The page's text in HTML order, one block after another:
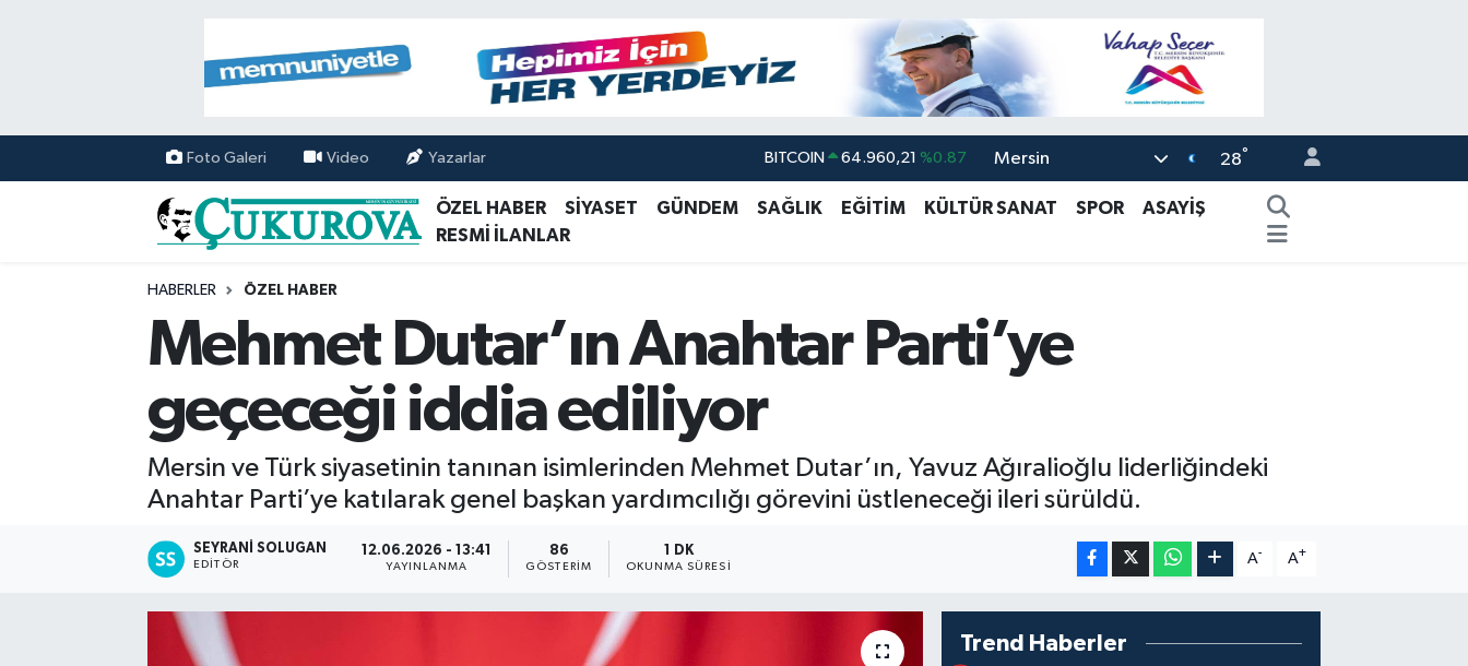
Foto Galeri Video Yazarlar
EURO 55,2510 %0.32
13.773 %-19
Mersin 28°
ÖZEL HABER SİYASET GÜNDEM SAĞLIK EĞİTİM KÜLTÜR SANAT SPOR
ASAYİŞ
RESMİ İLANLAR
HABERLER ÖZEL HABER
Mehmet Dutar’ın Anahtar Parti’ye
geçeceği iddia ediliyor
Mersin ve Türk siyasetinin tanınan isimlerinden Mehmet Dutar’ın, Yavuz Ağıralioğlu liderliğindeki
Anahtar Parti’ye katılarak genel başkan yardımcılığı görevini üstleneceği ileri sürüldü.
SEYRANI SOLUGAN
EDITÖR
12.06.2026 - 13:41
YAYINLANMA
86
GÖSTERIM
1 DK
OKUNMA SÜRESI
A- A+
Trend Haberler
Mersin Nöbetçi Eczaneler
Mersin Hava Durumu
Mersin Namaz Vakitleri
Mersin Trafik Yoğunluk Haritası
Tüm Manşetler
Son Dakika Haberleri
Haber Arşivi